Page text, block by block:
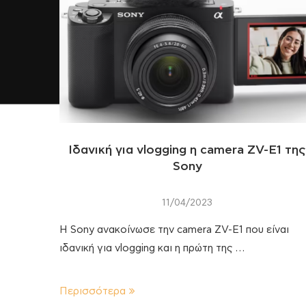
Ιδανική για vlogging η camera ZV-E1 της
Sony
11/04/2023
Η Sony ανακοίνωσε την camera ZV-E1 που είναι
ιδανική για vlogging και η πρώτη της …
Περισσότερα